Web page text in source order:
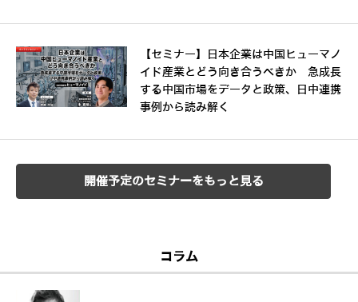
【セミナー】日本企業は中国ヒューマノ
イド産業とどう向き合うべきか 急成長
する中国市場をデータと政策、日中連携
事例から読み解く
開催予定のセミナーをもっと見る
コラム